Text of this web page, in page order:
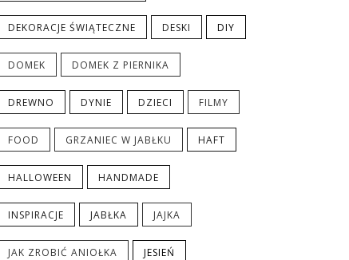
DEKORACJE ŚWIĄTECZNE DESKI DIY
DOMEK DOMEK Z PIERNIKA
DREWNO DYNIE DZIECI FILMY
FOOD GRZANIEC W JABŁKU HAFT
HALLOWEEN HANDMADE
INSPIRACJE JABŁKA JAJKA
JAK ZROBIĆ ANIOŁKA JESIEŃ